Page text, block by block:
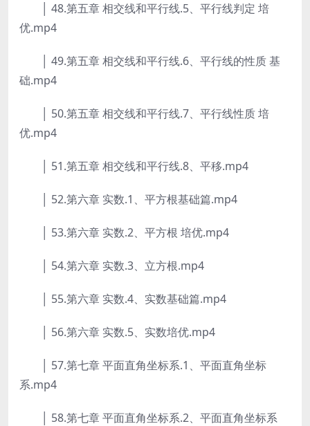
│ 48.第五章 相交线和平行线.5、平行线判定 培
优.mp4
│ 49.第五章 相交线和平行线.6、平行线的性质 基
础.mp4
│ 50.第五章 相交线和平行线.7、平行线性质 培
优.mp4
│ 51.第五章 相交线和平行线.8、平移.mp4
│ 52.第六章 实数.1、平方根基础篇.mp4
│ 53.第六章 实数.2、平方根 培优.mp4
│ 54.第六章 实数.3、立方根.mp4
│ 55.第六章 实数.4、实数基础篇.mp4
│ 56.第六章 实数.5、实数培优.mp4
│ 57.第七章 平面直角坐标系.1、平面直角坐标
系.mp4
│ 58.第七章 平面直角坐标系.2、平面直角坐标系